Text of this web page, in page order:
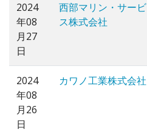
2024
年08
月27
日
西部マリン・サービ
ス株式会社
2024
年08
月26
日
カワノ工業株式会社